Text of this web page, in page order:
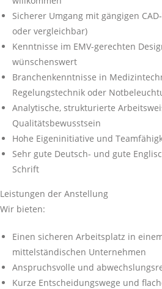
Sicherer Umgang mit gängigen
oder vergleichbar)
Kenntnisse im EMV-gerechten
wünschenswert
Branchenkenntnisse in
Regelungstechnik oder
Analytische, strukturierte
Qualitätsbewusstsein
Hohe Eigeninitiative und
Sehr gute Deutsch- und gute
Schrift
Leistungen der Anstellung
Wir bieten:
Einen sicheren Arbeitsplatz in
mittelständischen Unternehmen
Anspruchsvolle und
Kurze Entscheidungswege und